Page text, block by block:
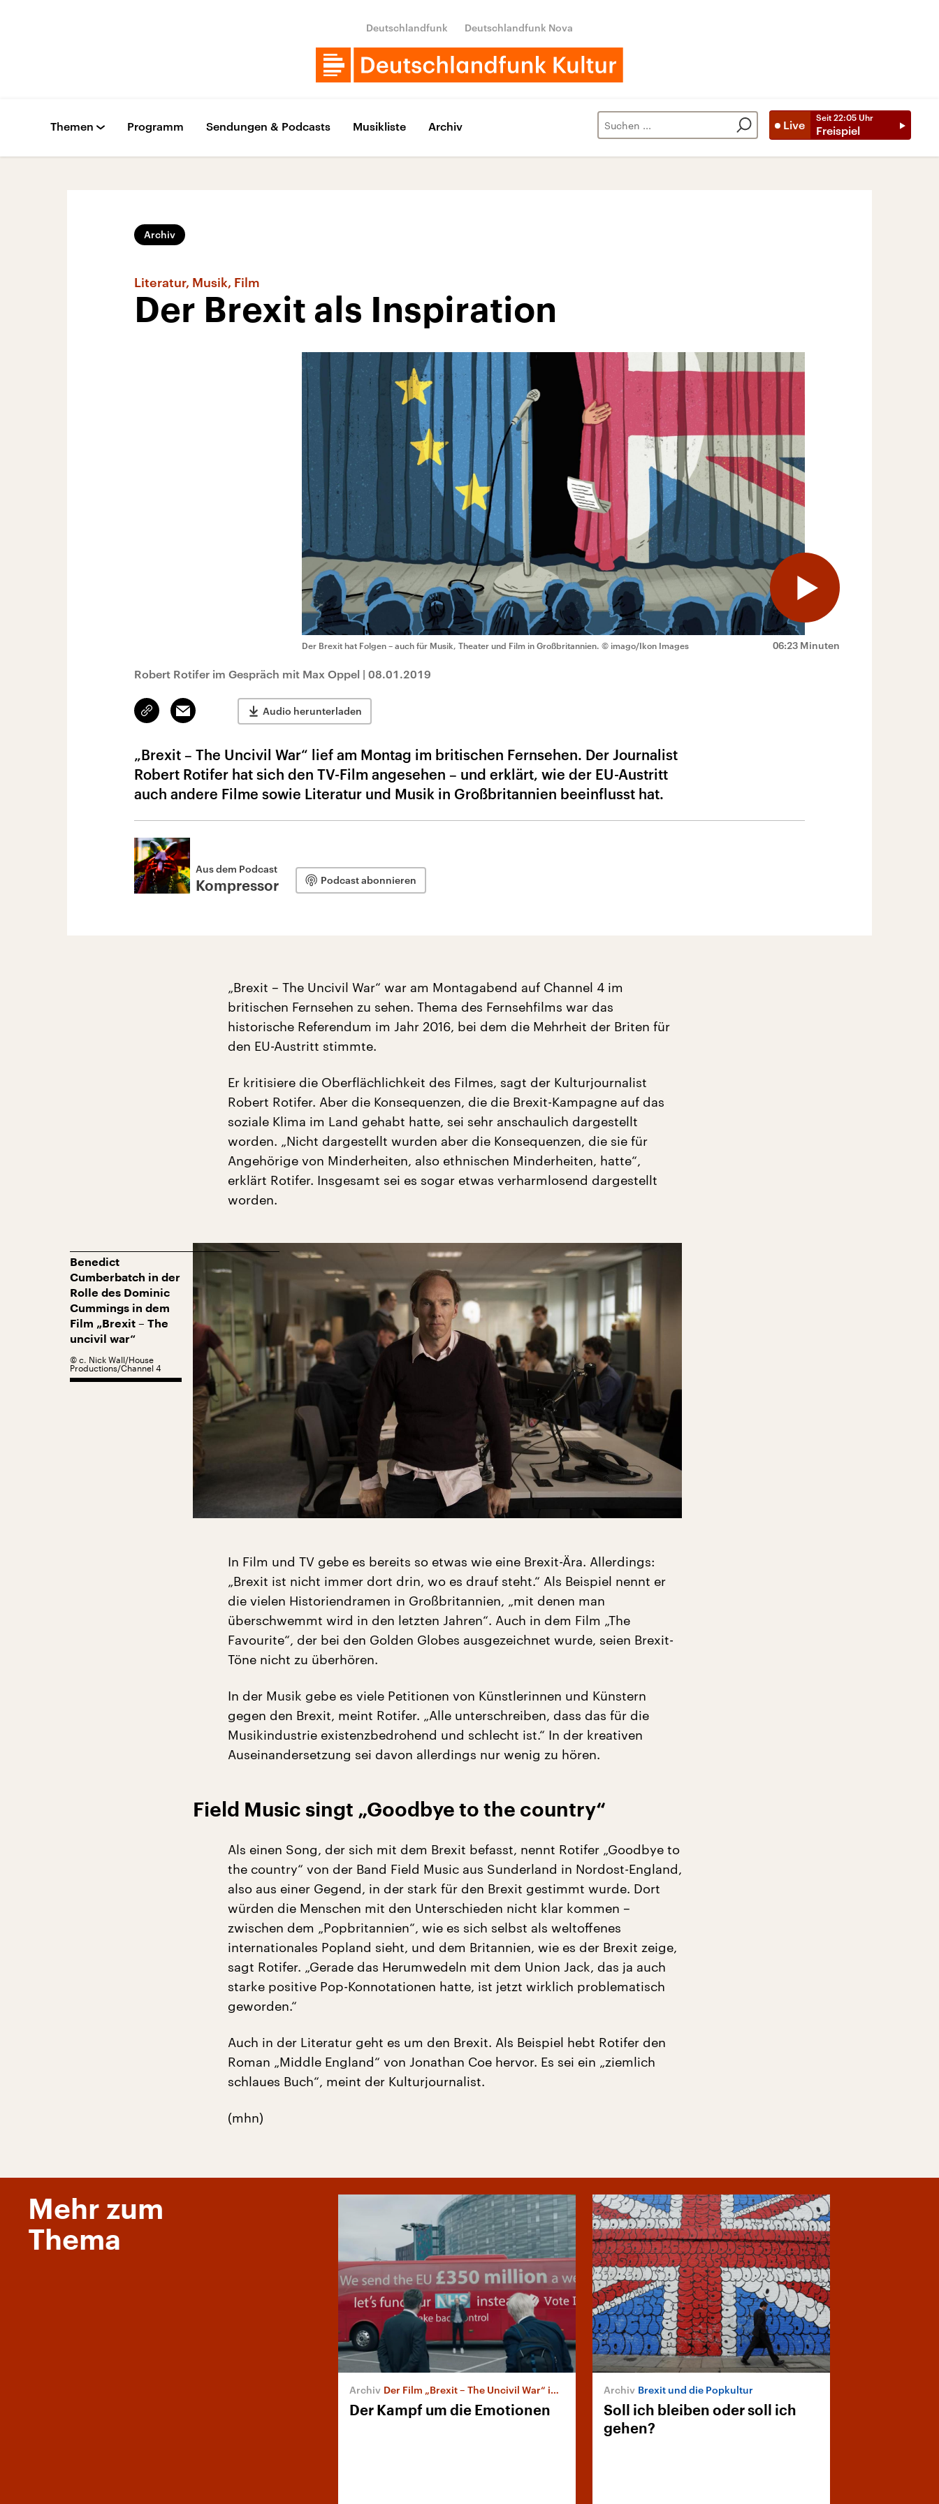
Deutschlandfunk Deutschlandfunk Nova
Live
Seit 22:05 Uhr
Freispiel
Themen Programm Sendungen & Podcasts Musikliste Archiv
Archiv
Literatur, Musik, Film
Der Brexit als Inspiration
06:23 Minuten
Der Brexit hat Folgen – auch für Musik, Theater und Film in Großbritannien. © imago/Ikon Images
Robert Rotifer im Gespräch mit Max Oppel | 08.01.2019
Link
kopieren/teilen
Email Audio herunterladen
„Brexit – The Uncivil War“ lief am Montag im britischen Fernsehen. Der Journalist
Robert Rotifer hat sich den TV-Film angesehen – und erklärt, wie der EU-Austritt
auch andere Filme sowie Literatur und Musik in Großbritannien beeinflusst hat.
Aus dem Podcast
Kompressor Podcast abonnieren
„Brexit – The Uncivil War“ war am Montagabend auf Channel 4 im
britischen Fernsehen zu sehen. Thema des Fernsehfilms war das
historische Referendum im Jahr 2016, bei dem die Mehrheit der Briten für
den EU-Austritt stimmte.
Er kritisiere die Oberflächlichkeit des Filmes, sagt der Kulturjournalist
Robert Rotifer. Aber die Konsequenzen, die die Brexit-Kampagne auf das
soziale Klima im Land gehabt hatte, sei sehr anschaulich dargestellt
worden. „Nicht dargestellt wurden aber die Konsequenzen, die sie für
Angehörige von Minderheiten, also ethnischen Minderheiten, hatte“,
erklärt Rotifer. Insgesamt sei es sogar etwas verharmlosend dargestellt
worden.
Benedict
Cumberbatch in der
Rolle des Dominic
Cummings in dem
Film „Brexit – The
uncivil war“
© c. Nick Wall/House
Productions/Channel 4
In Film und TV gebe es bereits so etwas wie eine Brexit-Ära. Allerdings:
„Brexit ist nicht immer dort drin, wo es drauf steht.“ Als Beispiel nennt er
die vielen Historiendramen in Großbritannien, „mit denen man
überschwemmt wird in den letzten Jahren“. Auch in dem Film „The
Favourite“, der bei den Golden Globes ausgezeichnet wurde, seien Brexit-
Töne nicht zu überhören.
In der Musik gebe es viele Petitionen von Künstlerinnen und Künstern
gegen den Brexit, meint Rotifer. „Alle unterschreiben, dass das für die
Musikindustrie existenzbedrohend und schlecht ist.“ In der kreativen
Auseinandersetzung sei davon allerdings nur wenig zu hören.
Field Music singt „Goodbye to the country“
Als einen Song, der sich mit dem Brexit befasst, nennt Rotifer „Goodbye to
the country“ von der Band Field Music aus Sunderland in Nordost-England,
also aus einer Gegend, in der stark für den Brexit gestimmt wurde. Dort
würden die Menschen mit den Unterschieden nicht klar kommen –
zwischen dem „Popbritannien“, wie es sich selbst als weltoffenes
internationales Popland sieht, und dem Britannien, wie es der Brexit zeige,
sagt Rotifer. „Gerade das Herumwedeln mit dem Union Jack, das ja auch
starke positive Pop-Konnotationen hatte, ist jetzt wirklich problematisch
geworden.“
Auch in der Literatur geht es um den Brexit. Als Beispiel hebt Rotifer den
Roman „Middle England“ von Jonathan Coe hervor. Es sei ein „ziemlich
schlaues Buch“, meint der Kulturjournalist.
(mhn)
Mehr zum
Thema
Der Film „Brexit – The Uncivil War“ im britischen Fernsehen
Der Kampf um die Emotionen
Brexit und die Popkultur
Soll ich bleiben oder soll ich
gehen?